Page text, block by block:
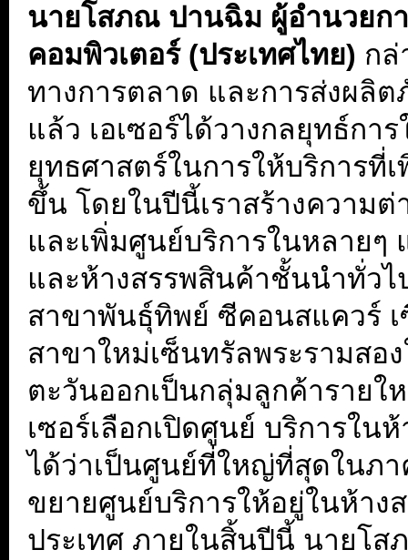
นายโสภณ ปานฉิม ผู้อำนวยกา
คอมพิวเตอร์ (ประเทศไทย) กล่
ทางการตลาด และการส่งผลิ
แล้ว เอเซอร์ได้วางกลยุทธ์กา
ยุทธศาสตร์ในการให้บริการที่
ขึ้น โดยในปีนี้เราสร้างความ
และเพิ่มศูนย์บริการในหลายๆ
และห้างสรรพสินค้าชั้นนำทั่วไ
สาขาพันธุ์ทิพย์ ซีคอนสแควร์
สาขาใหม่เซ็นทรัลพระรามสอ
ตะวันออกเป็นกลุ่มลูกค้ารายใ
เซอร์เลือกเปิดศูนย์ บริการใน
ได้ว่าเป็นศูนย์ที่ใหญ่ที่สุดในภา
ขยายศูนย์บริการให้อยู่ในห้า
ประเทศ ภายในสิ้นปีนี้ นายโส